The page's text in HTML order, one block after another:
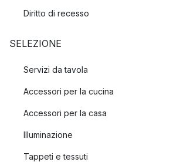
Diritto di recesso
SELEZIONE
Servizi da tavola
Accessori per la cucina
Accessori per la casa
Illuminazione
Tappeti e tessuti